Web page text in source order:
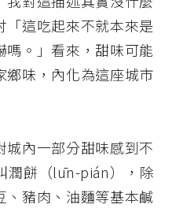
這吃起來不就本來是
。」看來，甜味可能
鄉味，內化為這座城市
內一部分甜味感到不
餅（lūn-pián），除
、豬肉、油麵等基本鹹